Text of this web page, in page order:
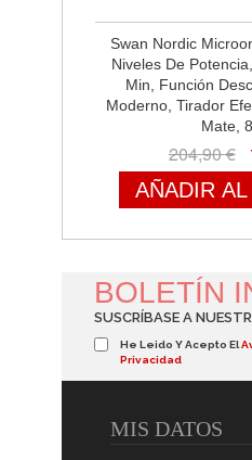
Swan Nordic
Niveles De
Min, Función
Moderno, Tirador
Mate,
204,90 €
AÑADIR
BOLETÍN
SUSCRÍBASE A
He Leido Y Acepto El
Privacidad
MIS DATOS